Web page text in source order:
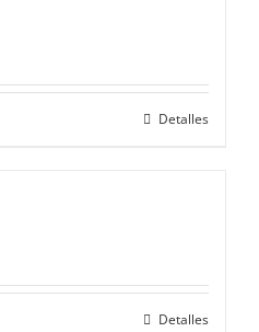
Detalles
Detalles